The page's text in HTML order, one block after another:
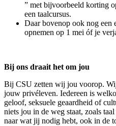
” met bijvoorbeeld korting
een taalcursus.
Daar bovenop ook nog een
opnemen op 1 mei óf je
Bij ons draait het om jou
Bij CSU zetten wij jou voorop.
jouw privéleven. Iedereen is
geloof, seksuele geaardheid of
niets jou in de weg staat, zoals
naar wat jij nodig hebt, ook in de